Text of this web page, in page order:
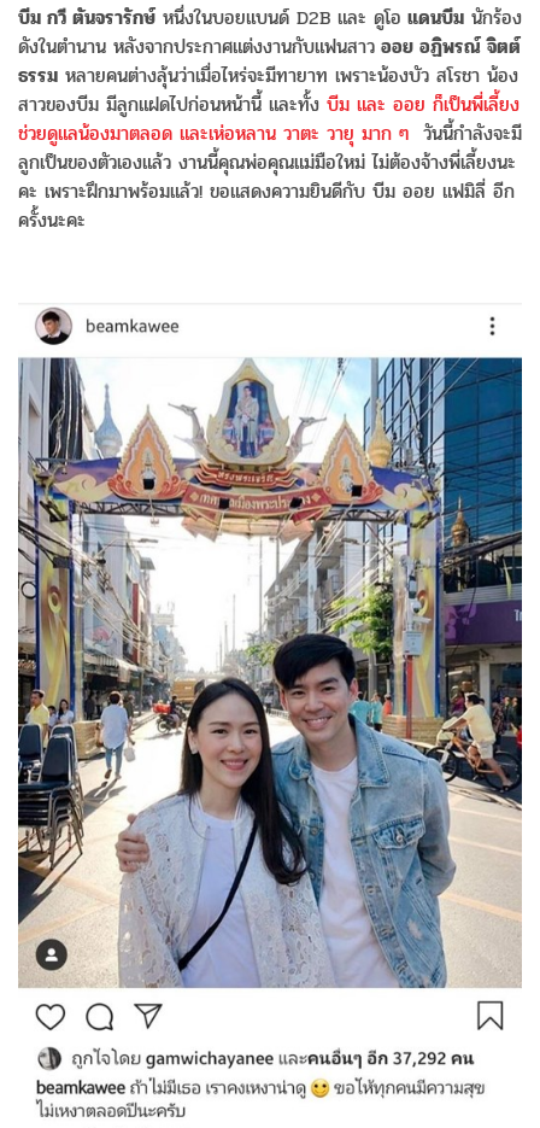
บีม กวี ตันจรารักษ์ หนึ่งในบอยแบนด์ D2B และ ดูโอ แดนบีม นักร้อง
ดังในตำนาน หลังจากประกาศแต่งงานกับแฟนสาว ออย อฏิพรณ์ จิตต์
ธรรม หลายคนต่างลุ้นว่าเมื่อไหร่จะมีทายาท เพราะน้องบัว สโรชา น้อง
สาวของบีม มีลูกแฝดไปก่อนหน้านี้ และทั้ง บีม และ ออย ก็เป็นพี่เลี้ยง
ช่วยดูแลน้องมาตลอด และเห่อหลาน วาตะ วายุ มาก ๆ วันนี้กำลังจะมี
ลูกเป็นของตัวเองแล้ว งานนี้คุณพ่อคุณแม่มือใหม่ ไม่ต้องจ้างพี่เลี้ยงนะ
คะ เพราะฝึกมาพร้อมแล้ว! ขอแสดงความยินดีกับ บีม ออย แฟมิลี่ อีก
ครั้งนะคะ